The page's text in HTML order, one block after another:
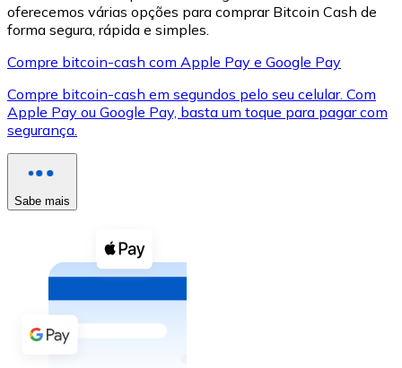
XRP
Compre criptomoedas com dinheiro e outros
Transferência SEPA
Adicione fundos à sua conta Bitnovo ou faça
oferecemos várias opções para comprar Bitcoin Cash de
forma segura, rápida e simples.
Compre bitcoin-cash com Apple Pay e Google Pay
Compre bitcoin-cash em segundos pelo seu celular. Com
Apple Pay ou Google Pay, basta um toque para pagar com
segurança.
Sabe mais